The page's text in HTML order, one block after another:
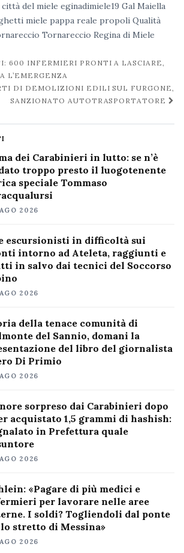
città del miele eginadimiele19 Gal Maiella
miele pappa reale propoli Qualità
Tornareccio Regina di Miele
600 INFERMIERI PRONTI A LASCIARE,
L’EMERGENZA
DI DEMOLIZIONI EDILI SUL FURGONE,
SANZIONATO AUTOTRASPORTATORE
dei Carabinieri in lutto: se n’è
troppo presto il luogotenente
speciale Tommaso
2026
escursionisti in difficoltà sui
intorno ad Ateleta, raggiunti e
in salvo dai tecnici del Soccorso
2026
della tenace comunità di
del Sannio, domani la
del libro del giornalista
Di Primio
2026
sorpreso dai Carabinieri dopo
acquistato 1,5 grammi di hashish:
in Prefettura quale
2026
«Pagare di più medici e
per lavorare nelle aree
I soldi? Togliendoli dal ponte
stretto di Messina»
2026